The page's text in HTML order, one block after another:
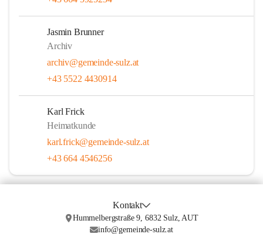
Jasmin Brunner
Archiv
archiv@gemeinde-sulz.at
+43 5522 4430914
Karl Frick
Heimatkunde
karl.frick@gemeinde-sulz.at
+43 664 4546256
Kontakt
Hummelbergstraße 9, 6832 Sulz, AUT
info@gemeinde-sulz.at